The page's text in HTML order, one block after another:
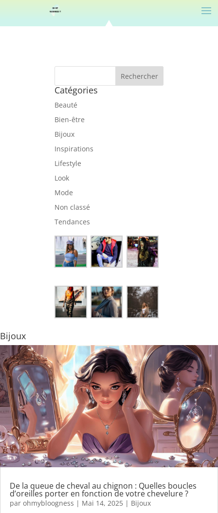
Catégories
Beauté
Bien-être
Bijoux
Inspirations
Lifestyle
Look
Mode
Non classé
Tendances
Bijoux
De la queue de cheval au chignon : Quelles boucles
d’oreilles porter en fonction de votre chevelure ?
par ohmybloogness | Mai 14, 2025 | Bijoux